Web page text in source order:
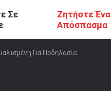
Σε
Ζητήστε Ένα
Απόσπασμα
Για Ποδηλασία